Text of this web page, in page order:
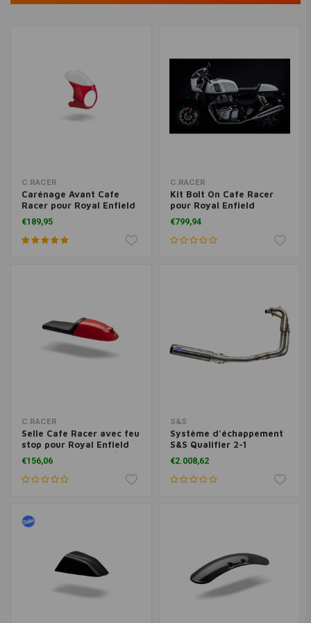
C.RACER
Carénage Avant Cafe
Racer pour Royal Enfield
Continental GT 650
€189,95
C.RACER
Kit Bolt On Cafe Racer
pour Royal Enfield
Continental GT 650
€799,94
C.RACER
Selle Cafe Racer avec feu
stop pour Royal Enfield
Continental GT 650 /
Interceptor 650
€156,06
S&S
Système d'échappement
S&S Qualifier 2-1
Performance pour Royal
Enfield 650
€2.008,62